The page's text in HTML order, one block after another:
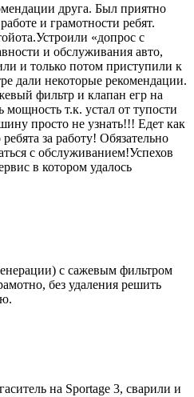
друга. Был приятно
и грамотности ребят.
«допрос с
и обслуживания авто,
и только потом приступили к
дали некоторые рекомендации.
фильтр и клапан егр на
мощность т.к. устал от тупости
просто не узнать!!! Едет как
за работу! Обязательно
с обслуживанием!Успехов
в котором удалось
с сажевым фильтром
без удаления решить
на Sportage 3, сварили и